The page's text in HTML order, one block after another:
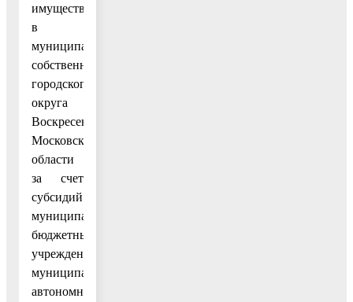
имущества
в
муниципальную
собственность
городского
округа
Воскресенск
Московской
области
за счет
субсидий
муниципальным
бюджетным
учреждениям,
муниципальным
автономным